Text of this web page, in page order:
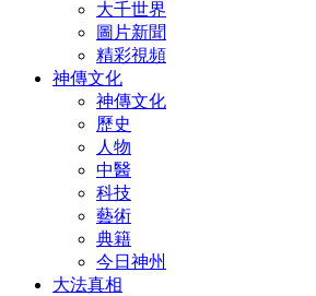
大千世界
圖片新聞
精彩視頻
神傳文化
神傳文化
歷史
人物
中醫
科技
藝術
典籍
今日神州
大法真相